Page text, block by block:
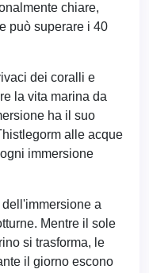
chiare,
può superare i 40
dei coralli e
la vita marina da
ha il suo
alle acque
immersione
a
Mentre il sole
si trasforma, le
il giorno escono